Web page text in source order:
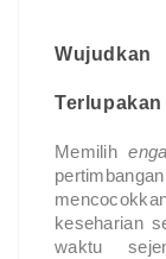
Terlupakan
Memilih
keseharian
waktu